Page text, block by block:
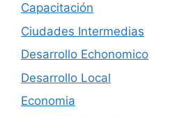
Capacitación
Ciudades Intermedias
Desarrollo Echonomico
Desarrollo Local
Economia